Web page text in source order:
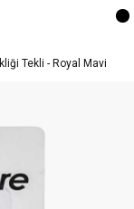
Tekli - Royal Mavi